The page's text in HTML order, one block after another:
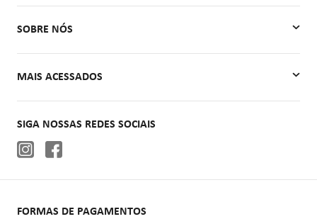
SOBRE NÓS
MAIS ACESSADOS
Cadeiras de rodas
SIGA NOSSAS REDES SOCIAIS
FORMAS DE PAGAMENTOS